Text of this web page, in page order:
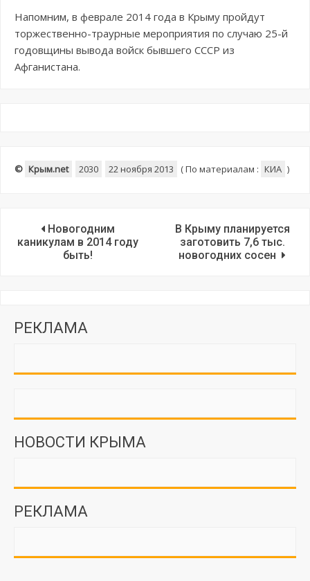
Напомним, в феврале 2014 года в Крыму пройдут
торжественно-траурные мероприятия по случаю 25-й
годовщины вывода войск бывшего СССР из
Афганистана.
© Крым.net 2030 22 ноября 2013 (По материалам : КИА )
Новогодним
каникулам в 2014 году
быть!
В Крыму планируется
заготовить 7,6 тыс.
новогодних сосен
РЕКЛАМА
НОВОСТИ КРЫМА
РЕКЛАМА